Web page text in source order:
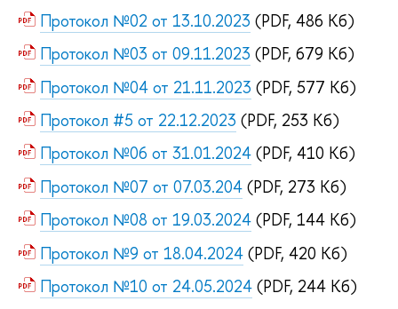
Протокол №02 от 13.10.2023 (PDF, 486 Кб)
Протокол №03 от 09.11.2023 (PDF, 679 Кб)
Протокол №04 от 21.11.2023 (PDF, 577 Кб)
Протокол #5 от 22.12.2023 (PDF, 253 Кб)
Протокол №06 от 31.01.2024 (PDF, 410 Кб)
Протокол №07 от 07.03.204 (PDF, 273 Кб)
Протокол №08 от 19.03.2024 (PDF, 144 Кб)
Протокол №9 от 18.04.2024 (PDF, 420 Кб)
Протокол №10 от 24.05.2024 (PDF, 244 Кб)